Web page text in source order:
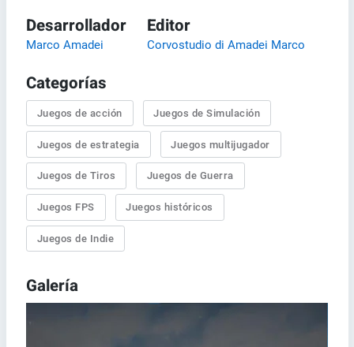
Desarrollador
Marco Amadei
Editor
Corvostudio di Amadei Marco
Categorías
Juegos de acción Juegos de Simulación
Juegos de estrategia Juegos multijugador
Juegos de Tiros Juegos de Guerra
Juegos FPS Juegos históricos
Juegos de Indie
Galería